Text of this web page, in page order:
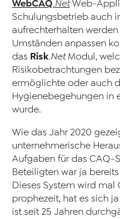
WebCAQ.NetWeb-
Schulungsbetrieb auch
aufrechterhalten
Umständen anpassen
das Risk.NetModul,
Risikobetrachtungen
ermöglichte oder auch
Hygienebegehungen in
wurde.
Wie das Jahr 2020
unternehmerische
Aufgaben für das CAQ-
Beteiligten war ja
Dieses System wird mal
prophezeit, hat es sich
ist seit 25 Jahren